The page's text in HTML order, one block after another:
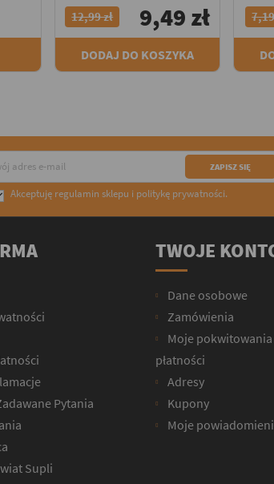
12,99 zł 9,49 zł
DODAJ DO KOSZYKA
Akceptuję regulamin sklepu i politykę prywatności.
Pytania
Supli
TWOJE
Dane osobowe
Zamówienia
Moje
płatności
Adresy
Kupony
Moje